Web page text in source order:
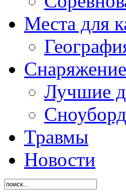
Места для
Снаряжение
Лучшие
Травмы
Новости